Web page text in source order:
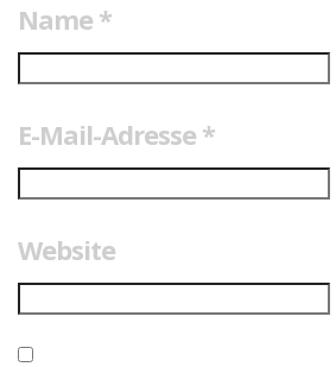
Name *
E-Mail-Adresse *
Website